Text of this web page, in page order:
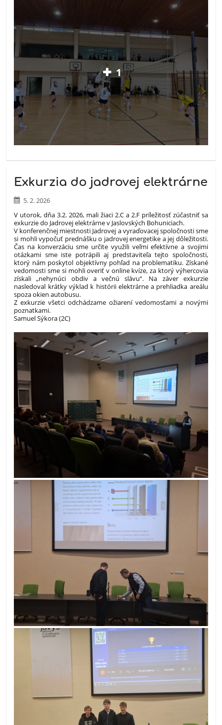
1
Exkurzia do jadrovej elektrárne
5. 2. 2026
V utorok, dňa 3.2. 2026, mali žiaci 2.C a 2.F príležitosť zúčastniť sa
exkurzie do Jadrovej elektrárne v Jaslovských Bohuniciach.
V konferenčnej miestnosti Jadrovej a vyraďovacej spoločnosti sme
si mohli vypočuť prednášku o jadrovej energetike a jej dôležitosti.
Čas na konverzáciu sme určite využili veľmi efektívne a svojimi
otázkami sme iste potrápili aj predstaviteľa tejto spoločnosti,
ktorý nám poskytol objektívny pohľad na problematiku. Získané
vedomosti sme si mohli overiť v online kvíze, za ktorý výhercovia
získali „nehynúci obdiv a večnú slávu“. Na záver exkurzie
nasledoval krátky výklad k histórii elektrárne a prehliadka areálu
spoza okien autobusu.
Z exkurzie všetci odchádzame ožiarení vedomosťami a novými
poznatkami.
Samuel Sýkora (2C)